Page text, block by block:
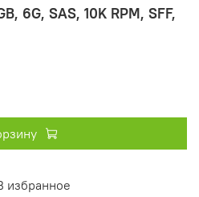
6G, SAS, 10K RPM, SFF,
избранное